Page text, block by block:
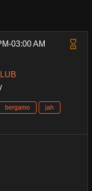
03:00 AM
bergamo
jah